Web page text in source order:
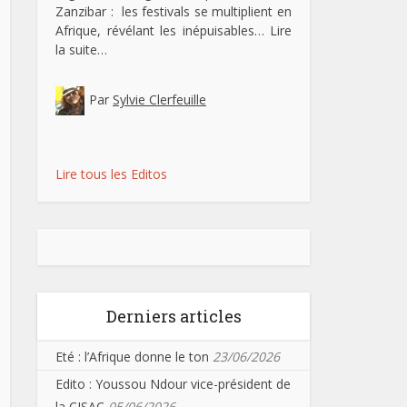
Zanzibar : les festivals se multiplient en
Afrique, révélant les inépuisables… Lire
la suite…
Par Sylvie Clerfeuille
Lire tous les Editos
Derniers articles
Eté : l’Afrique donne le ton 23/06/2026
Edito : Youssou Ndour vice-président de